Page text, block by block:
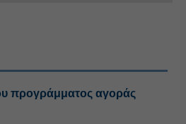
προγράμματος αγοράς